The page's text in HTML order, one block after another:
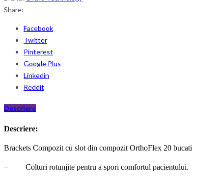
Share:
Facebook
Twitter
Pinterest
Google Plus
Linkedin
Reddit
Descriere
Descriere:
Brackets Compozit cu slot din compozit OrthoFlex 20 bucati
– Colturi rotunjite pentru a spori comfortul pacientului.